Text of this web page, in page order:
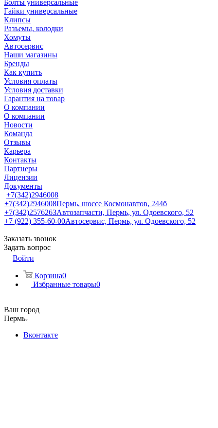
Болты универсальные
Гайки универсальные
Клипсы
Разъемы, колодки
Хомуты
Автосервис
Наши магазины
Бренды
Как купить
Условия оплаты
Условия доставки
Гарантия на товар
О компании
О компании
Новости
Команда
Отзывы
Карьера
Контакты
Партнеры
Лицензии
Документы
+7(342)2946008
+7(342)2946008Пермь, шоссе Космонавтов, 244б
+7(342)2576263Автозапчасти, Пермь, ул. Одоевского, 52
+7 (922) 355-60-00Автосервис, Пермь, ул. Одоевского, 52
Заказать звонок
Задать вопрос
Войти
Корзина0
Избранные товары0
Ваш город
Пермь
Вконтакте